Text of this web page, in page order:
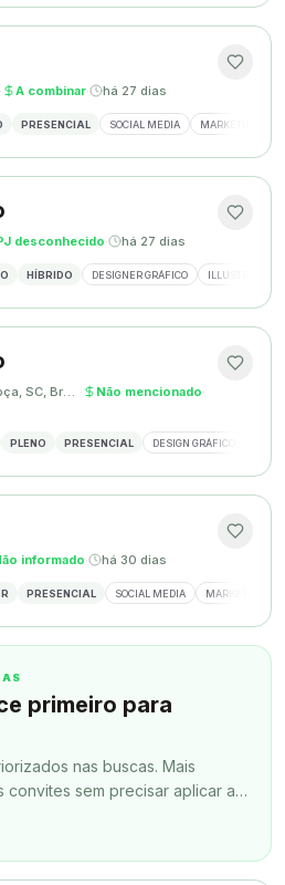
· A combinar· há 27 dias
PRESENCIAL SOCIAL MEDIA MARKETING
desconhecido· há 27 dias
HÍBRIDO DESIGNER GRÁFICO ILLUSTRATOR
Palhoça, SC, Brasil · Não mencionado·
PLENO PRESENCIAL DESIGN GRÁFICO
informado· há 30 dias
PRESENCIAL SOCIAL MEDIA MARKETING
primeiro para
nas buscas. Mais
convites sem precisar aplicar a